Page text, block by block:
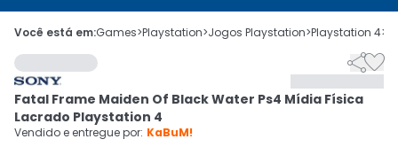
 Olá. Acesse sua conta
 Departamentos
Cupons
CADASTRE-SE
Você está em:Games>Playstation>Jogos Playstation>Playstation 4>

Fatal Frame Maiden Of Black Water Ps4 Mídia Física
Lacrado Playstation 4
Vendido e entregue por: KaBuM!